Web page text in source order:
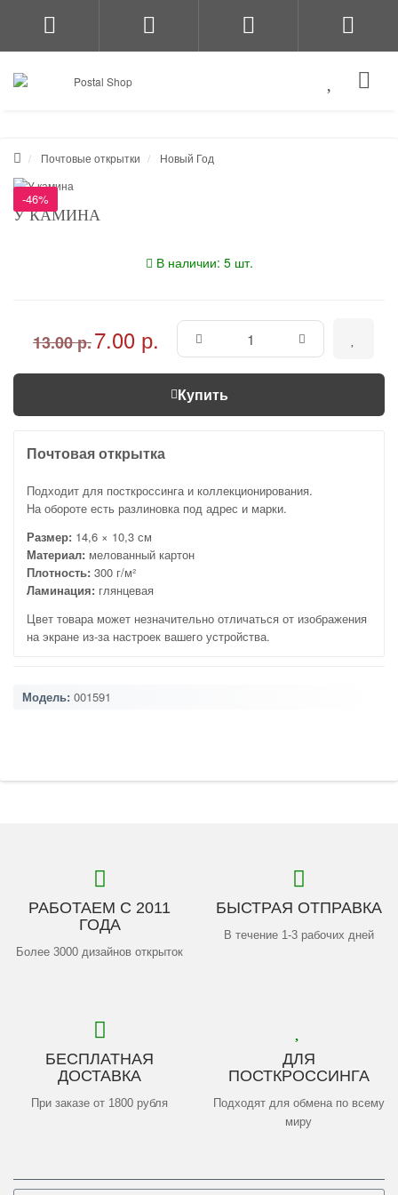
Почтовые открытки Новый Год
-46%
У КАМИНА
В наличии: 5 шт.
13.00 р.7.00 р.
Купить
Почтовая открытка
Подходит для посткроссинга и коллекционирования.
На обороте есть разлиновка под адрес и марки.
Размер: 14,6 × 10,3 см
Материал: мелованный картон
Плотность: 300 г/м²
Ламинация: глянцевая
Цвет товара может незначительно отличаться от изображения
на экране из-за настроек вашего устройства.
Модель: 001591
РАБОТАЕМ С 2011
ГОДА
Более 3000 дизайнов открыток
БЫСТРАЯ ОТПРАВКА
В течение 1-3 рабочих дней
БЕСПЛАТНАЯ
ДОСТАВКА
При заказе от 1800 рубля
ДЛЯ
ПОСТКРОССИНГА
Подходят для обмена по всему
миру